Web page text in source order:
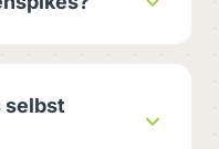
selbst